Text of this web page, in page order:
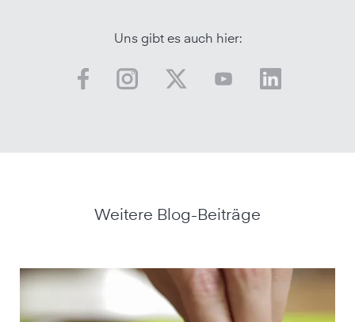
Uns gibt es auch hier:
Weitere Blog-Beiträge